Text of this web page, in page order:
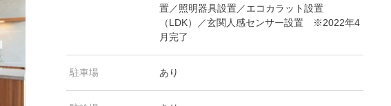
置／照明器具設置／エコカラット設置
（LDK）／玄関人感センサー設置 ※2022年4
月完了
駐車場 あり